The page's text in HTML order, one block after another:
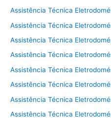
Assistência Técnica
Assistência Técnica
Assistência Técnica
Assistência Técnica
Assistência Técnica
Assistência Técnica
Assistência Técnica
Assistência Técnica